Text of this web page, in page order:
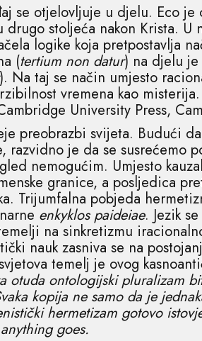
se otjelovljuje u djelu. Eco je
stoljeća nakon Krista. U
logike koja pretpostavlja
(tertium non datur) na djelu
Na taj se način umjesto
vremena kao
University Press,
preobrazbi svijeta. Budući
razvidno je da se susrećemo
nemogućim. Umjesto
granice, a posljedica
Trijumfalna pobjeda
enkyklos paideiae. Jezik
na sinkretizmu
nauk zasniva se na
temelj je ovog
otuda ontologijski pluralizam
kopija ne samo da je
hermetizam gotovo
goes.